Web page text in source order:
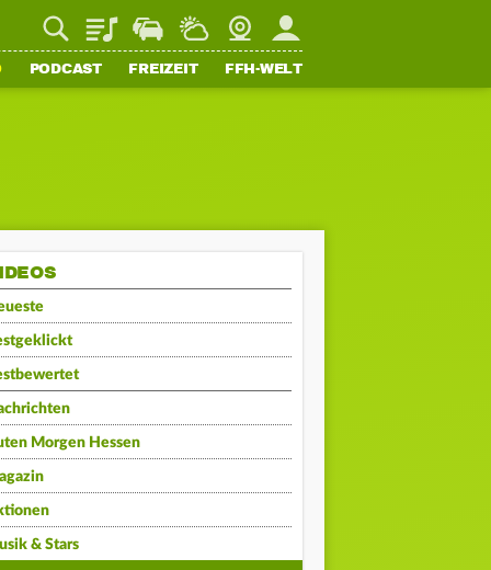
PlaylistStaupilotWetterWebcamMein FFH
PODCAST FREIZEIT FFH-WELT
Morgen Hessen
& Stars